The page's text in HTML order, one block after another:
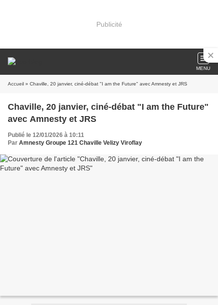
Publicité
MENU
Accueil » Chaville, 20 janvier, ciné-débat "I am the Future" avec Amnesty et JRS
Chaville, 20 janvier, ciné-débat "I am the Future"
avec Amnesty et JRS
Publié le 12/01/2026 à 10:11
Par Amnesty Groupe 121 Chaville Velizy Viroflay